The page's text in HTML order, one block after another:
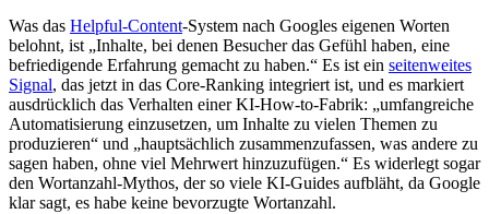
Was das Helpful-Content-System nach Googles eigenen Worten
belohnt, ist „Inhalte, bei denen Besucher das Gefühl haben, eine
befriedigende Erfahrung gemacht zu haben.“ Es ist ein seitenweites
Signal, das jetzt in das Core-Ranking integriert ist, und es markiert
ausdrücklich das Verhalten einer KI-How-to-Fabrik: „umfangreiche
Automatisierung einzusetzen, um Inhalte zu vielen Themen zu
produzieren“ und „hauptsächlich zusammenzufassen, was andere zu
sagen haben, ohne viel Mehrwert hinzuzufügen.“ Es widerlegt sogar
den Wortanzahl-Mythos, der so viele KI-Guides aufbläht, da Google
klar sagt, es habe keine bevorzugte Wortanzahl.